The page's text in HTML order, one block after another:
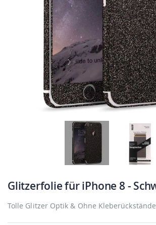
Glitzerfolie für iPhone 8 -
Tolle Glitzer Optik & Ohne